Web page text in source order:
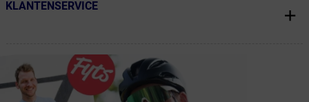
← Terug naar productnavigatie
KLANTENSERVICE